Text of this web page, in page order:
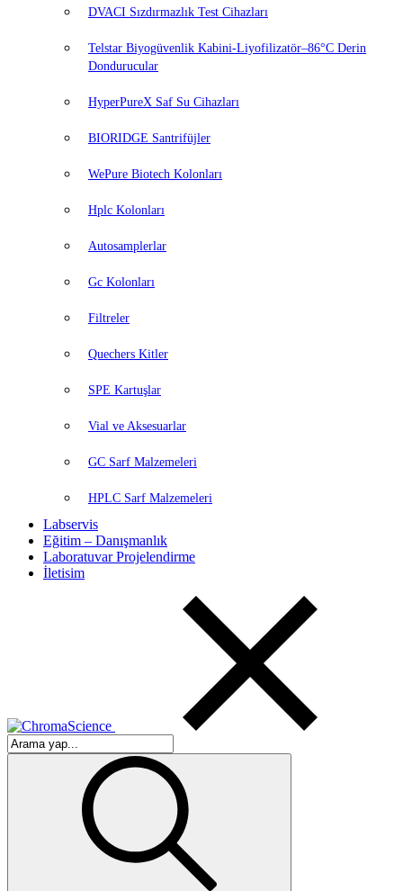
DVACI Sızdırmazlık Test Cihazları
Telstar Biyogüvenlik Kabini-Liyofilizatör–86°C Derin
Dondurucular
HyperPureX Saf Su Cihazları
BIORIDGE Santrifüjler
WePure Biotech Kolonları
Hplc Kolonları
Autosamplerlar
Gc Kolonları
Filtreler
Quechers Kitler
SPE Kartuşlar
Vial ve Aksesuarlar
GC Sarf Malzemeleri
HPLC Sarf Malzemeleri
Labservis
Eğitim – Danışmanlık
Laboratuvar Projelendirme
İletisim